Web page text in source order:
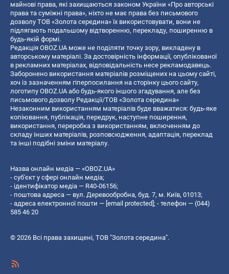
майнові права, які захищаються законом України «Про авторські
права та суміжні права», ніхто не має права без письмового
дозволу ТОВ «Золота середина» їх використовувати, вони не
підлягають подальшому відтворенню, перекладу, поширенню в
будь-якій формі.
Редакція OBOZ.UA може не поділяти точку зору, викладену в
авторському матеріалі. За достовірність інформації, опублікованої
в рекламних матеріалах, відповідальність несе рекламодавець.
Заборонено використання матеріалів розміщених на цьому сайті,
хоч із зазначенням гіперпосилання на сторінку цього сайту,
логотипу OBOZ.UA або будь-якого іншого згадування, але без
письмового дозволу Редакції/ТОВ «Золота середина»
Незаконним використанням матеріалів буде вважатися: будь-яке
копiювання, публiкацiя, передрук, наступне поширення,
використання, переробка з використанням, включенням до
складу інших матеріалів, розповсюдження, адаптація, переклад
та інші подібні зміни матеріалу.
Назва онлайн медіа — «OBOZ.UA»
- суб'єкт у сфері онлайн медіа;
- ідентифікатор медіа — R40-06156;
- поштова адреса — вул. Деревообробна, буд. 7, м. Київ, 01013;
- адреса електронної пошти — [email protected]; - телефон — (044)
585 46 20
© 2026 Всі права захищені, ТОВ "Золота середина".